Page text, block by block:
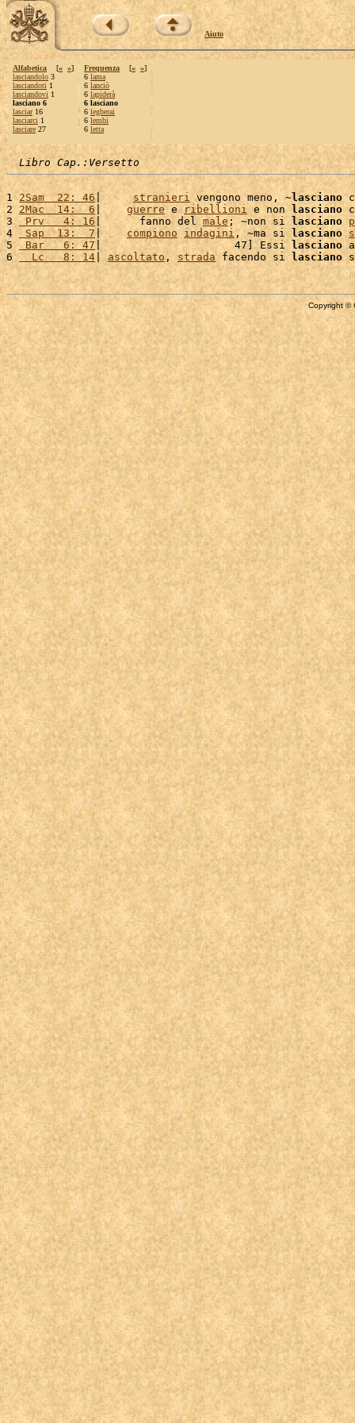
Aiuto
Alfabetica [« »]
lasciandolo 3
lasciandoti 1
lasciandovi 1
lasciano 6
lasciar16
lasciarci 1
lasciare 27
Frequenza [« »]
6 lama
6 lanciò
6 lapiderà
6 lasciano
6 legherai
6 lembi
6 letta
Libro Cap.:Versetto
1 2Sam  22: 46| stranieri vengono meno, ~lasciano
2 2Mac  14:  6 | guerre e ribellioni e non lasciano
3 Prv   4: 16 |      fanno del male; ~non si lasciano
4
Sap  13:  7| compiono indagini , ~ma si lasciano
5 Bar   6: 47 |                     47] Essi lasciano
6
  Lc   8: 14
| ascoltato , strada facendo si lasciano
Copyright ©